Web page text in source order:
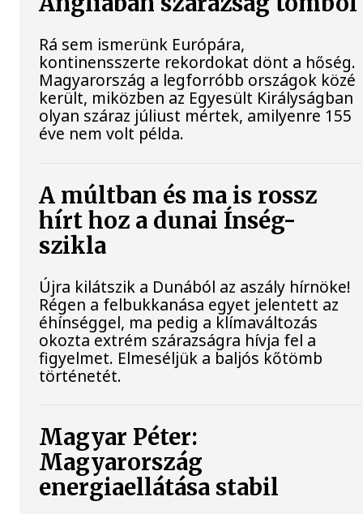
Rá sem ismerünk Európára,
kontinensszerte rekordokat dönt a hőség.
Magyarország a legforróbb országok közé
került, miközben az Egyesült Királyságban
olyan száraz júliust mértek, amilyenre 155
éve nem volt példa.
A múltban és ma is rossz
hírt hoz a dunai Ínség-
szikla
Újra kilátszik a Dunából az aszály hírnöke!
Régen a felbukkanása egyet jelentett az
éhínséggel, ma pedig a klímaváltozás
okozta extrém szárazságra hívja fel a
figyelmet. Elmeséljük a baljós kőtömb
történetét.
Magyar Péter:
Magyarország
energiaellátása stabil